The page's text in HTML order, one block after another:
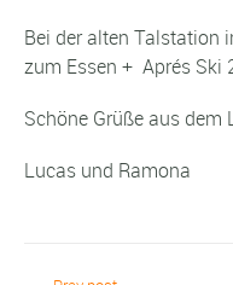
Bei der alten Talstation
zum Essen + Aprés Ski
Schöne Grüße aus dem
Lucas und Ramona